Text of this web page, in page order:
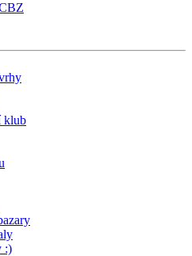
klub
:)